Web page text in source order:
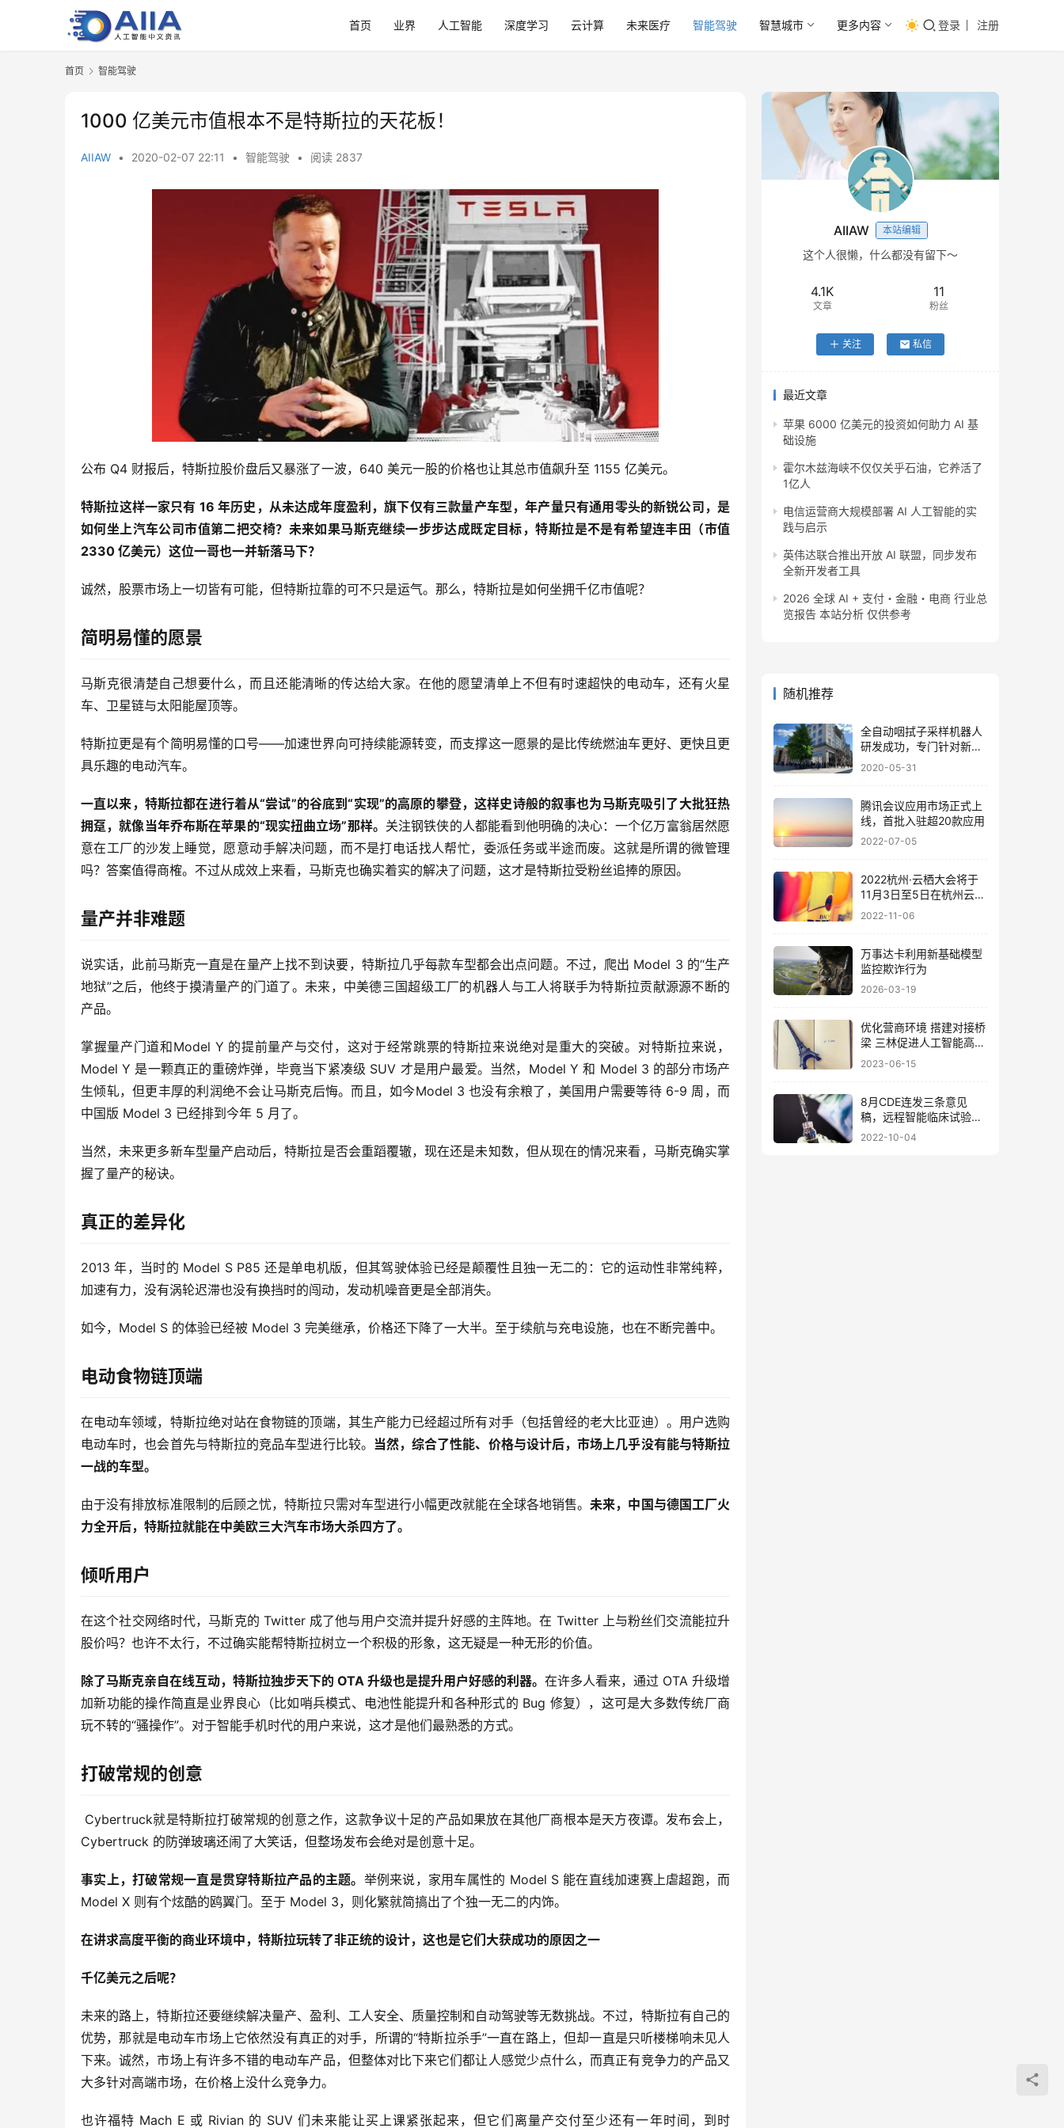
首页 业界 人工智能 深度学习 云计算 未来医疗 智能驾驶 智慧城市 更多内容 登录 注册
首页 智能驾驶
1000 亿美元市值根本不是特斯拉的天花板！
AIIAW • 2020-02-07 22:11 • 智能驾驶 • 阅读 2837
公布 Q4 财报后，特斯拉股价盘后又暴涨了一波，640 美元一股的价格也让其总市值飙升至 1155 亿美元。
特斯拉这样一家只有 16 年历史，从未达成年度盈利，旗下仅有三款量产车型，年产量只有通用零头的新锐公司，是
如何坐上汽车公司市值第二把交椅？未来如果马斯克继续一步步达成既定目标，特斯拉是不是有希望连丰田（市值
2330 亿美元）这位一哥也一并斩落马下？
诚然，股票市场上一切皆有可能，但特斯拉靠的可不只是运气。那么，特斯拉是如何坐拥千亿市值呢？
简明易懂的愿景
马斯克很清楚自己想要什么，而且还能清晰的传达给大家。在他的愿望清单上不但有时速超快的电动车，还有火星
车、卫星链与太阳能屋顶等。
特斯拉更是有个简明易懂的口号——加速世界向可持续能源转变，而支撑这一愿景的是比传统燃油车更好、更快且更
具乐趣的电动汽车。
一直以来，特斯拉都在进行着从“尝试”的谷底到“实现”的高原的攀登，这样史诗般的叙事也为马斯克吸引了大批狂热
拥趸，就像当年乔布斯在苹果的“现实扭曲立场”那样。 关注钢铁侠的人都能看到他明确的决心：一个亿万富翁居然愿
意在工厂的沙发上睡觉，愿意动手解决问题，而不是打电话找人帮忙，委派任务或半途而废。这就是所谓的微管理
吗？答案值得商榷。不过从成效上来看，马斯克也确实着实的解决了问题，这才是特斯拉受粉丝追捧的原因。
量产并非难题
说实话，此前马斯克一直是在量产上找不到诀要，特斯拉几乎每款车型都会出点问题。不过，爬出 Model 3 的“生产
地狱”之后，他终于摸清量产的门道了。未来，中美德三国超级工厂的机器人与工人将联手为特斯拉贡献源源不断的
产品。
掌握量产门道和Model Y 的提前量产与交付，这对于经常跳票的特斯拉来说绝对是重大的突破。对特斯拉来说，
Model Y 是一颗真正的重磅炸弹，毕竟当下紧凑级 SUV 才是用户最爱。当然，Model Y 和 Model 3 的部分市场产
生倾轧，但更丰厚的利润绝不会让马斯克后悔。而且，如今Model 3 也没有余粮了，美国用户需要等待 6-9 周，而
中国版 Model 3 已经排到今年 5 月了。
当然，未来更多新车型量产启动后，特斯拉是否会重蹈覆辙，现在还是未知数，但从现在的情况来看，马斯克确实掌
握了量产的秘诀。
真正的差异化
2013 年，当时的 Model S P85 还是单电机版，但其驾驶体验已经是颠覆性且独一无二的：它的运动性非常纯粹，
加速有力，没有涡轮迟滞也没有换挡时的闯动，发动机噪音更是全部消失。
如今，Model S 的体验已经被 Model 3 完美继承，价格还下降了一大半。至于续航与充电设施，也在不断完善中。
电动食物链顶端
在电动车领域，特斯拉绝对站在食物链的顶端，其生产能力已经超过所有对手（包括曾经的老大比亚迪）。用户选购
电动车时，也会首先与特斯拉的竞品车型进行比较。 当然，综合了性能、价格与设计后，市场上几乎没有能与特斯拉
一战的车型。
由于没有排放标准限制的后顾之忧，特斯拉只需对车型进行小幅更改就能在全球各地销售。未来，中国与德国工厂火
力全开后，特斯拉就能在中美欧三大汽车市场大杀四方了。
倾听用户
在这个社交网络时代，马斯克的 Twitter 成了他与用户交流并提升好感的主阵地。在 Twitter 上与粉丝们交流能拉升
股价吗？也许不太行，不过确实能帮特斯拉树立一个积极的形象，这无疑是一种无形的价值。
除了马斯克亲自在线互动，特斯拉独步天下的 OTA 升级也是提升用户好感的利器。 在许多人看来，通过 OTA 升级增
加新功能的操作简直是业界良心（比如哨兵模式、电池性能提升和各种形式的 Bug 修复），这可是大多数传统厂商
玩不转的“骚操作”。对于智能手机时代的用户来说，这才是他们最熟悉的方式。
打破常规的创意
Cybertruck就是特斯拉打破常规的创意之作，这款争议十足的产品如果放在其他厂商根本是天方夜谭。发布会上，
Cybertruck 的防弹玻璃还闹了大笑话，但整场发布会绝对是创意十足。
事实上，打破常规一直是贯穿特斯拉产品的主题。 举例来说，家用车属性的 Model S 能在直线加速赛上虐超跑，而
Model X 则有个炫酷的鸥翼门。至于 Model 3，则化繁就简搞出了个独一无二的内饰。
在讲求高度平衡的商业环境中，特斯拉玩转了非正统的设计，这也是它们大获成功的原因之一
千亿美元之后呢？
未来的路上，特斯拉还要继续解决量产、盈利、工人安全、质量控制和自动驾驶等无数挑战。不过，特斯拉有自己的
优势，那就是电动车市场上它依然没有真正的对手，所谓的“特斯拉杀手”一直在路上，但却一直是只听楼梯响未见人
下来。诚然，市场上有许多不错的电动车产品，但整体对比下来它们都让人感觉少点什么，而真正有竞争力的产品又
大多针对高端市场，在价格上没什么竞争力。
也许福特 Mach E 或 Rivian 的 SUV 们未来能让买上课紧张起来，但它们离量产交付至少还有一年时间，到时
AIIAW 本站编辑
这个人很懒，什么都没有留下～
4.1K
文章
11
粉丝
关注 私信
最近文章
苹果 6000 亿美元的投资如何助力 AI 基
础设施
霍尔木兹海峡不仅仅关乎石油，它养活了
1亿人
电信运营商大规模部署 AI 人工智能的实
践与启示
英伟达联合推出开放 AI 联盟，同步发布
全新开发者工具
2026 全球 AI + 支付・金融・电商 行业总
览报告 本站分析 仅供参考
随机推荐
全自动咽拭子采样机器人
研发成功，专门针对新型
冠状病毒检测！
2020-05-31
腾讯会议应用市场正式上
线，首批入驻超20款应用
2022-07-05
2022杭州·云栖大会将于
11月3日至5日在杭州云栖
小镇举办
2022-11-06
万事达卡利用新基础模型
监控欺诈行为
2026-03-19
优化营商环境 搭建对接桥
梁 三林促进人工智能高质
量发展
2023-06-15
​8月CDE连发三条意见
稿，远程智能临床试验模
式将成为主流？
2022-10-04